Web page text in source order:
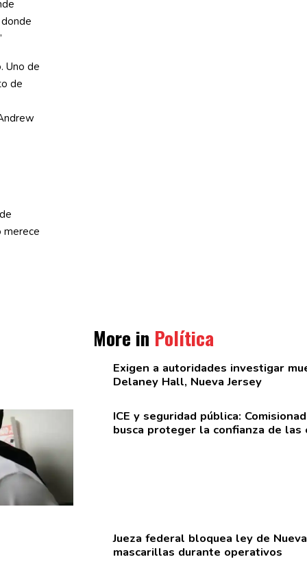
Uno de
de
merece
More in Política
Exigen a autoridades investigar
Delaney Hall, Nueva Jersey
ICE y seguridad pública:
busca proteger la confianza de las
Jueza federal bloquea ley de
mascarillas durante operativos